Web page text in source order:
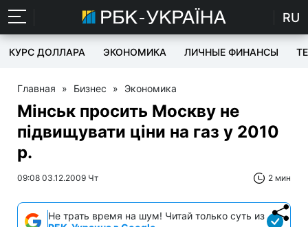
RU
КУРС ДОЛЛАРА ЭКОНОМИКА ЛИЧНЫЕ ФИНАНСЫ
Главная » Бизнес » Экономика
Мінськ просить Москву не
підвищувати ціни на газ у 2010
р.
09:08 03.12.2009 Чт 2 мин
Не трать время на шум! Читай только суть из